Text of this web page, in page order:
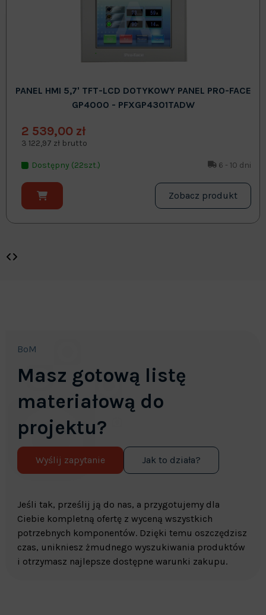
PANEL HMI 5,7' TFT-LCD DOTYKOWY PANEL PRO-FACE
GP4000 - PFXGP4301TADW
2 539,00 zł
3 122,97 zł brutto
Dostępny (22szt.) 6 - 10 dni
Zobacz produkt
BoM
Masz gotową listę
materiałową do
projektu?
Wyślij zapytanie Jak to działa?
Jeśli tak, prześlij ją do nas, a przygotujemy dla
Ciebie kompletną ofertę z wyceną wszystkich
potrzebnych komponentów. Dzięki temu oszczędzisz
czas, unikniesz żmudnego wyszukiwania produktów
i otrzymasz najlepsze dostępne warunki zakupu.